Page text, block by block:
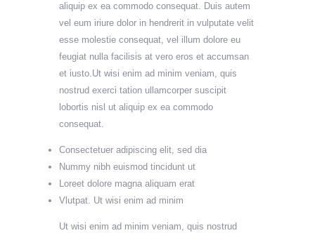
aliquip ex ea commodo consequat. Duis autem
vel eum iriure dolor in hendrerit in vulputate velit
esse molestie consequat, vel illum dolore eu
feugiat nulla facilisis at vero eros et accumsan
et iusto.Ut wisi enim ad minim veniam, quis
nostrud exerci tation ullamcorper suscipit
lobortis nisl ut aliquip ex ea commodo
consequat.
Consectetuer adipiscing elit, sed dia
Nummy nibh euismod tincidunt ut
Loreet dolore magna aliquam erat
Vlutpat. Ut wisi enim ad minim
Ut wisi enim ad minim veniam, quis nostrud